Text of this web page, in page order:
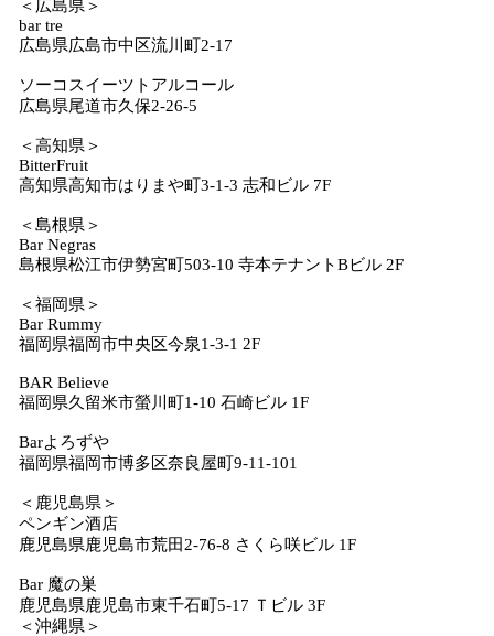
＜広島県＞
bar tre
広島県広島市中区流川町2-17
ソーコスイーツトアルコール
広島県尾道市久保2-26-5
＜高知県＞
BitterFruit
高知県高知市はりまや町3-1-3 志和ビル 7F
＜島根県＞
Bar Negras
島根県松江市伊勢宮町503-10 寺本テナントBビル 2F
＜福岡県＞
Bar Rummy
福岡県福岡市中央区今泉1-3-1 2F
BAR Believe
福岡県久留米市螢川町1-10 石崎ビル 1F
Barよろずや
福岡県福岡市博多区奈良屋町9-11-101
＜鹿児島県＞
ペンギン酒店
鹿児島県鹿児島市荒田2-76-8 さくら咲ビル 1F
Bar 魔の巣
鹿児島県鹿児島市東千石町5-17 Ｔビル 3F
＜沖縄県＞